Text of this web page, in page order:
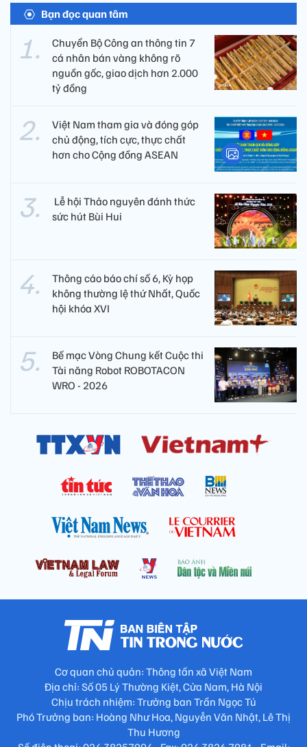
Bạn đọc quan tâm
Chuyển Bộ Công an thông tin 7
cá nhân bán vàng không rõ
nguồn gốc, giao dịch hơn 2.000
tỷ đồng
Việt Nam tham gia và đóng góp
chủ động, tích cực, thực chất
hơn cho Cộng đồng ASEAN
​ Lễ hội Thảo nguyên đánh thức
sức hút Bùi Hui
Thông cáo báo chí số 6, Kỳ họp
không thường lệ thứ Nhất, Quốc
hội khóa XVI
Bế mạc Vòng Chung kết Cuộc thi
Tài năng Robot ROBOTACON
WRO - 2026
Cơ quan chủ quản: Thông tấn xã Việt Nam
Địa chỉ: Số 05 Lý Thường Kiệt, Cửa Nam, Hà Nội
Chịu trách nhiệm: Trưởng ban Trần Ngọc Tú
Phó Trưởng ban: Hoàng Như Hoa, Nguyễn Văn Nhật, Lê Thị
Thu Hương